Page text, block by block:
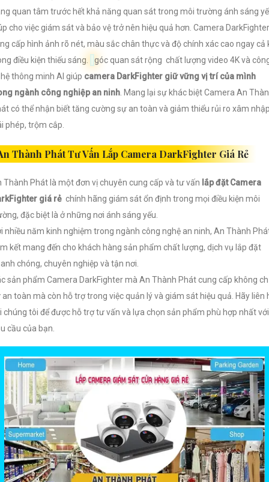
quan tâm trước hết khả năng quan sát trong môi trường ánh sáng
cho việc giám sát và bảo vệ trở nên hiệu quả hơn. Camera DarkFighter
cấp hình ảnh rõ nét, màu sắc chân thực và độ chính xác cao ngay cả
điều kiện thiếu sáng.
góc quan sát rộng chất lượng video 4K và
thông minh AI giúp camera DarkFighter giữ vững vị trí của mình
ngành công nghiệp an ninh . Mang lại sự khác biệt Camera An
có thể nhận biết tăng cường sự an toàn và giảm thiểu rủi ro xâm
phép, trộm cắp.
Thành Phát Tư Vấn Lắp Camera DarkFighter Giá Rẻ
Thành Phát là một đơn vị chuyên cung cấp và tư vấn lắp đặt Camera
giá rẻ chính hãng giám sát ổn định trong mọi điều kiện môi
đặc biệt là ở những nơi ánh sáng yếu.
nhiều năm kinh nghiệm trong ngành công nghệ an ninh, An Thành
kết mang đến cho khách hàng sản phẩm chất lượng, dịch vụ lắp đặt
chóng, chuyên nghiệp và tận nơi.
sản phẩm Camera DarkFighter mà An Thành Phát cung cấp không
an toàn mà còn hỗ trợ trong việc quản lý và giám sát hiệu quả. Hãy liên
chúng tôi để được hỗ trợ tư vấn và lựa chọn sản phẩm phù hợp nhất với
cầu của bạn.